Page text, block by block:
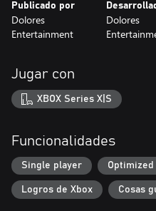
Publicado por
Dolores
Entertainment
Dolores
Jugar con
XBOX Series X|S
Funcionalidades
Single player
Logros de Xbox Cosas